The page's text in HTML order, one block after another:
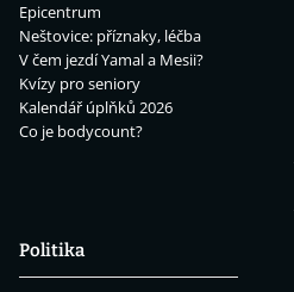
Epicentrum
Neštovice: příznaky, léčba
V čem jezdí Yamal a Mesii?
Kvízy pro seniory
Kalendář úplňků 2026
Co je bodycount?
Politika